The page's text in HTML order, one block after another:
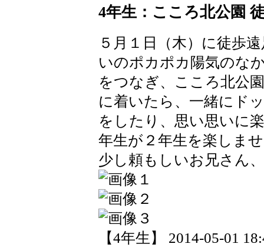
4年生：こころ北公園
５月１日（木）に徒歩
いのポカポカ陽気のな
をつなぎ、こころ北公
に着いたら、一緒にド
をしたり、思い思いに
年生が２年生を楽しま
少し頼もしいお兄さん
【4年生】 2014-05-01